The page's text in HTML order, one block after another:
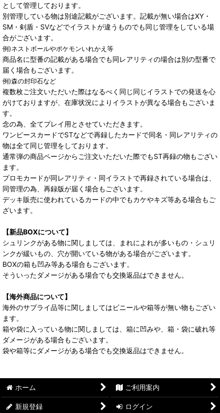
として管理しております。
別管理している物は別途記載がございます。記載が無い場合はXY・
SM・剣盾・SVなどでイラストが違うものでも同じ管理をしている場
合がございます。
例)ネストボールやポケモンいれかえ等
商品名に型番の記載がある場合でも同レアリティの場合は別の型番で
届く場合もございます。
例)森の封印石など
複数枚ご注文いただいた際はなるべく同じ同じイラストでの発送を心
がけておりますが、在庫状況によりイラストが異なる場合もございま
す。
念の為、全てプレイ用とさせていただきます。
ワンピースカードでSTなどで再録したカードで同名・同レアリティの
物は全て同じ管理をしております。
通常弾の商品ページからご注文いただいた際でもST再録の物もござい
ます。
プロモカードが同レアリティ・同イラストで再録されている場合は、
同管理の為、再録版が届く場合もございます。
デッキ販売に使われているカードの中でもカケやキズ等ある場合もご
ざいます。
【新品BOXについて】
シュリンクがある物に関しましては、まれによれが多いもの・シュリ
ンクが緩いもの、穴が開いている物がある場合がございます。
BOXの箱も凹み等ある場合もございます。
そういったダメージがある場合でも交換返品はできません。
【海外商品について】
海外のサプライ品等に関しましてはビニールや箱等が無い物もござい
ます。
箱や袋に入っている物に関しましては、箱に凹みや、箱・袋に破れ等
ダメージがある場合もございます。
袋や箱等にダメージがある場合でも交換返品はできません。
ホーム ご利用案内
新規登録 ログイン